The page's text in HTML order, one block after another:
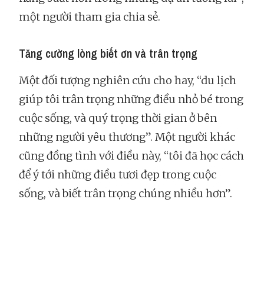
một người tham gia chia sẻ.
Tăng cường lòng biết ơn và trân trọng
Một đối tượng nghiên cứu cho hay, “du lịch
giúp tôi trân trọng những điều nhỏ bé trong
cuộc sống, và quý trọng thời gian ở bên
những người yêu thương”. Một người khác
cũng đồng tình với điều này, “tôi đã học cách
để ý tới những điều tươi đẹp trong cuộc
sống, và biết trân trọng chúng nhiều hơn”.